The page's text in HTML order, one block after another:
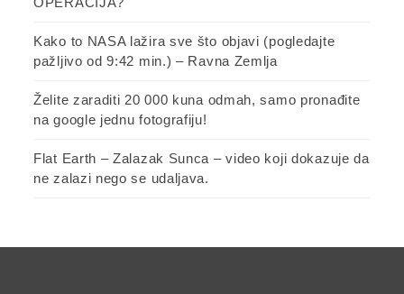
Kako to NASA lažira sve što objavi (pogledajte
pažljivo od 9:42 min.) – Ravna Zemlja
Želite zaraditi 20 000 kuna odmah, samo pronađite
na google jednu fotografiju!
Flat Earth – Zalazak Sunca – video koji dokazuje da
ne zalazi nego se udaljava.